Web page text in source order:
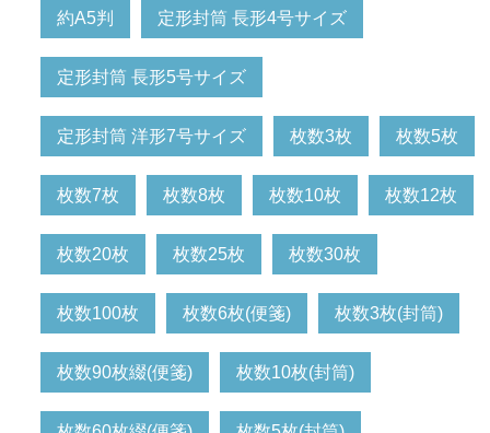
約A5判 定形封筒 長形4号サイズ
定形封筒 長形5号サイズ
定形封筒 洋形7号サイズ 枚数3枚 枚数5枚
枚数7枚 枚数8枚 枚数10枚 枚数12枚
枚数20枚 枚数25枚 枚数30枚
枚数100枚 枚数6枚(便箋) 枚数3枚(封筒)
枚数90枚綴(便箋) 枚数10枚(封筒)